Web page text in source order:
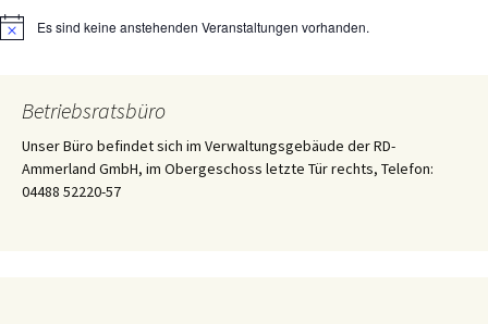
HinweisEs sind keine anstehenden Veranstaltungen vorhanden.
Betriebsratsbüro
Unser Büro befindet sich im Verwaltungsgebäude der RD-
Ammerland GmbH, im Obergeschoss letzte Tür rechts, Telefon:
04488 52220-57